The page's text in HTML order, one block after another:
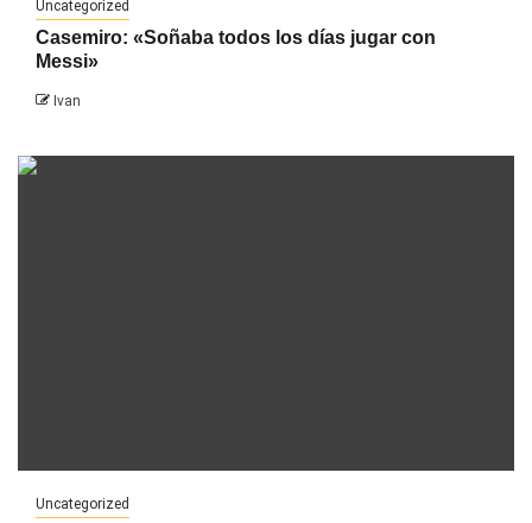
Uncategorized
Casemiro: «Soñaba todos los días jugar con
Messi»
Ivan
Uncategorized